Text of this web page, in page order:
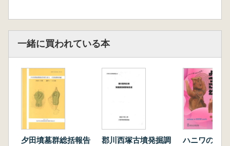
一緒に買われている本
夕田墳墓群総括報告
郡川西塚古墳発掘調
ハニワの世